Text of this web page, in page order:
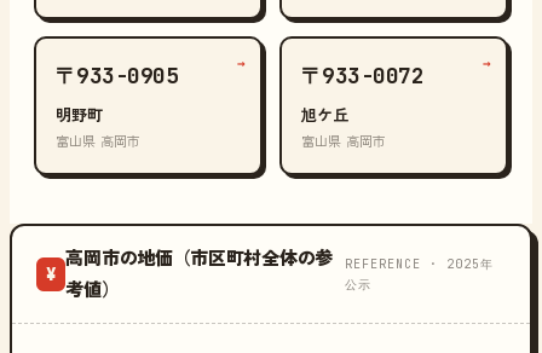
〒933-0905
明野町
富山県 高岡市
→ 〒933-0072
旭ケ丘
富山県 高岡市
→
¥
高岡市の地価（市区町村全体の参
考値）
REFERENCE · 2025年
公示